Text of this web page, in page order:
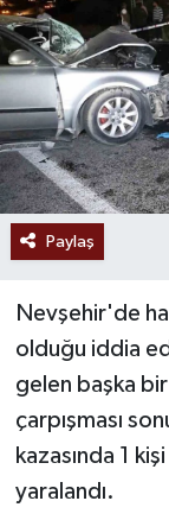
Paylaş
Nevşehir'de
olduğu iddia
gelen başka
çarpışması
kazasında 1
yaralandı.